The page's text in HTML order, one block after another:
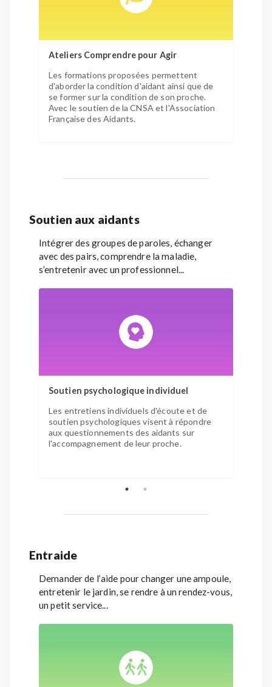
Ateliers Comprendre pour Agir
Les formations proposées permettent
d'aborder la condition d'aidant ainsi que de
se former sur la condition de son proche.
Avec le soutien de la CNSA et l'Association
Française des Aidants.
Soutien aux aidants
Intégrer des groupes de paroles, échanger
avec des pairs, comprendre la maladie,
s’entretenir avec un professionnel...
Soutien psychologique individuel
Les entretiens individuels d'écoute et de
soutien psychologiques visent à répondre
aux questionnements des aidants sur
l'accompagnement de leur proche.
Entraide
Demander de l’aide pour changer une ampoule,
entretenir le jardin, se rendre à un rendez-vous,
un petit service...